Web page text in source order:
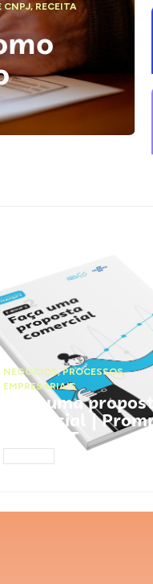
CNPJ,RECEITA
NEGÓCIOS,PROCESSOS
EMPRESARIAIS
Faça uma proposta
comercial |
ChatGPT